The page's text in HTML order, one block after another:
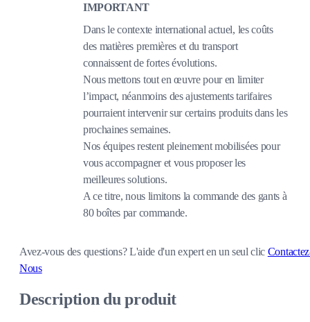
IMPORTANT
Dans le contexte international actuel, les coûts
des matières premières et du transport
connaissent de fortes évolutions.
Nous mettons tout en œuvre pour en limiter
l’impact, néanmoins des ajustements tarifaires
pourraient intervenir sur certains produits dans les
prochaines semaines.
Nos équipes restent pleinement mobilisées pour
vous accompagner et vous proposer les
meilleures solutions.
A ce titre, nous limitons la commande des gants à
80 boîtes par commande.
Avez-vous des questions?L'aide d'un expert en un seul clic
Nous
Description du produit